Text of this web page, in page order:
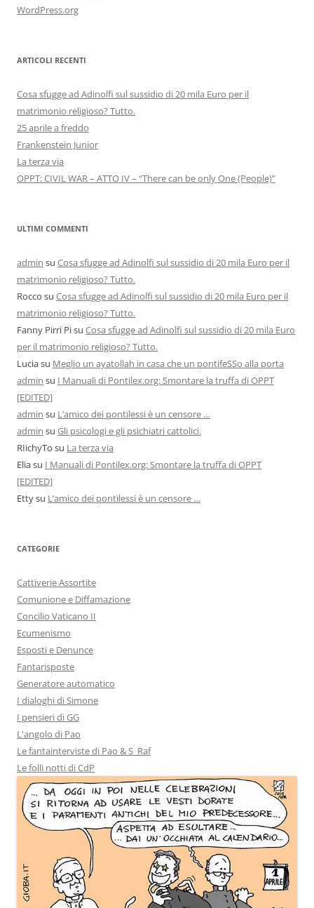
WordPress.org
ARTICOLI RECENTI
Cosa sfugge ad Adinolfi sul sussidio di 20 mila Euro per il
matrimonio religioso? Tutto.
25 aprile a freddo
Frankenstein Junior
La terza via
OPPT: CIVIL WAR – ATTO IV – “There can be only One (People)”
ULTIMI COMMENTI
admin su Cosa sfugge ad Adinolfi sul sussidio di 20 mila Euro per il
matrimonio religioso? Tutto.
Rocco su Cosa sfugge ad Adinolfi sul sussidio di 20 mila Euro per il
matrimonio religioso? Tutto.
Fanny Pirri Pisu Cosa sfugge ad Adinolfi sul sussidio di 20 mila Euro
per il matrimonio religioso? Tutto.
Luciasu Meglio un ayatollah in casa che un pontifeSSo alla porta
admin su I Manuali di Pontilex.org: Smontare la truffa di OPPT
[EDITED]
admin su L’amico dei pontilessi è un censore …
admin su Gli psicologi e gli psichiatri cattolici.
RIichyTo su La terza via
Eliasu I Manuali di Pontilex.org: Smontare la truffa di OPPT
[EDITED]
Ettysu L’amico dei pontilessi è un censore …
CATEGORIE
Cattiverie Assortite
Comunione e Diffamazione
Concilio Vaticano II
Ecumenismo
Esposti e Denunce
Fantarisposte
Generatore automatico
I dialoghi di Simone
I pensieri di GG
L'angolo di Pao
Le fantainterviste di Pao & S_Raf
Le folli notti di CdP